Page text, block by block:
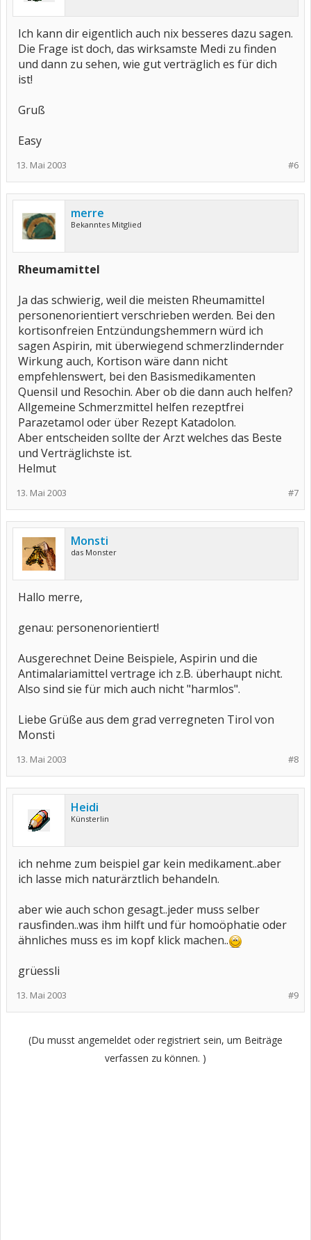
Ich kann dir eigentlich auch nix besseres dazu sagen.
Die Frage ist doch, das wirksamste Medi zu finden
und dann zu sehen, wie gut verträglich es für dich
ist!
Gruß
Easy
#6
13. Mai 2003
merre
Bekanntes Mitglied
Rheumamittel
Ja das schwierig, weil die meisten Rheumamittel
personenorientiert verschrieben werden. Bei den
kortisonfreien Entzündungshemmern würd ich
sagen Aspirin, mit überwiegend schmerzlindernder
Wirkung auch, Kortison wäre dann nicht
empfehlenswert, bei den Basismedikamenten
Quensil und Resochin. Aber ob die dann auch helfen?
Allgemeine Schmerzmittel helfen rezeptfrei
Parazetamol oder über Rezept Katadolon.
Aber entscheiden sollte der Arzt welches das Beste
und Verträglichste ist.
Helmut
#7
13. Mai 2003
Monsti
das Monster
Hallo merre,
genau: personenorientiert!
Ausgerechnet Deine Beispiele, Aspirin und die
Antimalariamittel vertrage ich z.B. überhaupt nicht.
Also sind sie für mich auch nicht "harmlos".
Liebe Grüße aus dem grad verregneten Tirol von
Monsti
#8
13. Mai 2003
Heidi
Künsterlin
ich nehme zum beispiel gar kein medikament..aber
ich lasse mich naturärztlich behandeln.
aber wie auch schon gesagt..jeder muss selber
rausfinden..was ihm hilft und für homoöphatie oder
ähnliches muss es im kopf klick machen..
grüessli
#9
13. Mai 2003
(Du musst angemeldet oder registriert sein, um Beiträge
verfassen zu können. )